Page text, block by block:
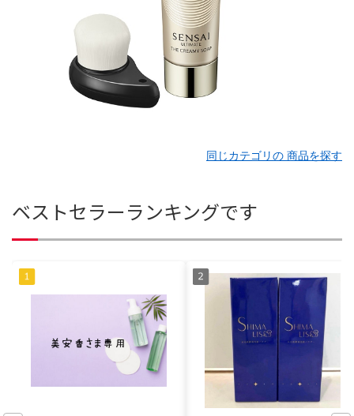
同じカテゴリの 商品を探す
ベストセラーランキングです